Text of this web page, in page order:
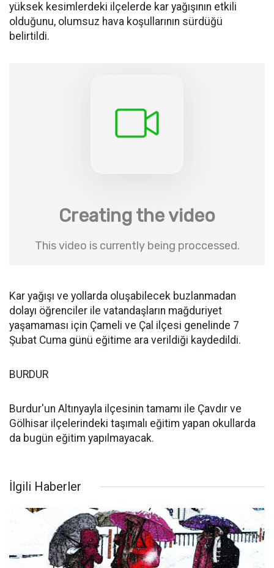
yüksek kesimlerdeki ilçelerde kar yağışının etkili
olduğunu, olumsuz hava koşullarının sürdüğü
belirtildi.
Kar yağışı ve yollarda oluşabilecek buzlanmadan
dolayı öğrenciler ile vatandaşların mağduriyet
yaşamaması için Çameli ve Çal ilçesi genelinde 7
Şubat Cuma günü eğitime ara verildiği kaydedildi.
BURDUR
Burdur'un Altınyayla ilçesinin tamamı ile Çavdır ve
Gölhisar ilçelerindeki taşımalı eğitim yapan okullarda
da bugün eğitim yapılmayacak.
İlgili Haberler